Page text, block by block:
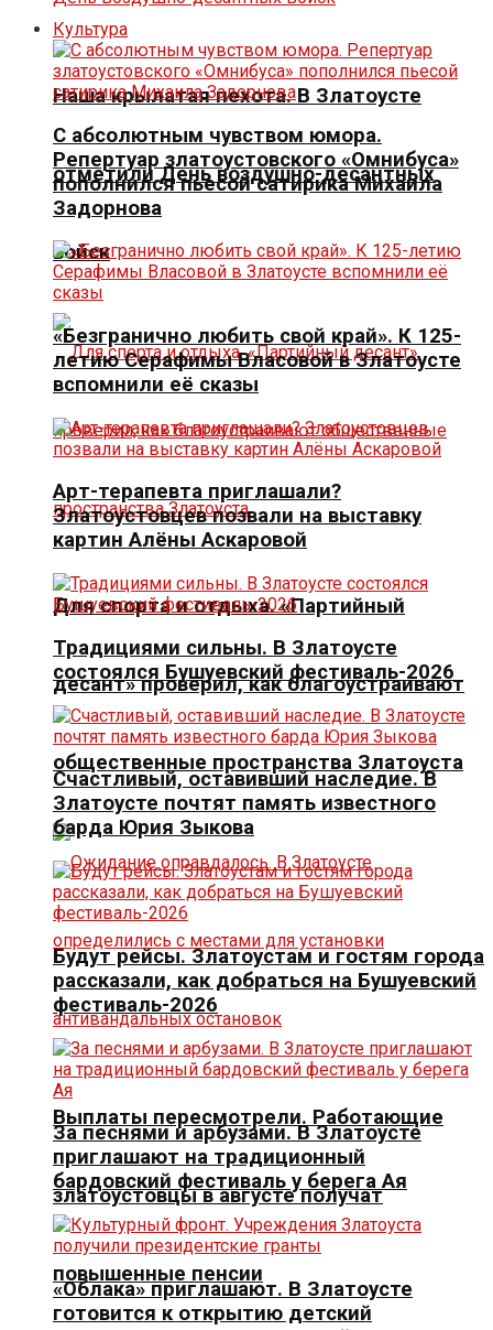
Наша крылатая пехота. В Златоусте
отметили День воздушно-десантных
войск
Для спорта и отдыха. «Партийный
десант» проверил, как благоустраивают
общественные пространства Златоуста
Выплаты пересмотрели. Работающие
златоустовцы в августе получат
повышенные пенсии
Культура
С абсолютным чувством юмора.
Репертуар златоустовского «Омнибуса»
пополнился пьесой сатирика Михаила
Задорнова
«Безгранично любить свой край». К 125-
летию Серафимы Власовой в Златоусте
вспомнили её сказы
Арт-терапевта приглашали?
Златоустовцев позвали на выставку
картин Алёны Аскаровой
Традициями сильны. В Златоусте
состоялся Бушуевский фестиваль-2026
Счастливый, оставивший наследие. В
Златоусте почтят память известного
барда Юрия Зыкова
Будут рейсы. Златоустам и гостям города
рассказали, как добраться на Бушуевский
фестиваль-2026
За песнями и арбузами. В Златоусте
приглашают на традиционный
бардовский фестиваль у берега Ая
«Облака» приглашают. В Златоусте
готовится к открытию детский